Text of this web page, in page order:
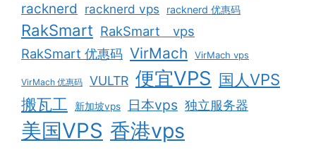
racknerd racknerd vps racknerd 优惠码
RakSmart RakSmart vps
RakSmart 优惠码 VirMach VirMach vps
VirMach 优惠码 VULTR 便宜VPS 国人VPS
搬瓦工
新加坡vps 日本vps 独立服务器
美国VPS 香港vps